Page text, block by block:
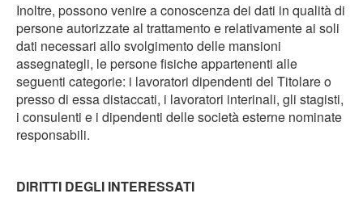
Inoltre, possono venire a conoscenza dei dati in qualità di
persone autorizzate al trattamento e relativamente ai soli
dati necessari allo svolgimento delle mansioni
assegnategli, le persone fisiche appartenenti alle
seguenti categorie: i lavoratori dipendenti del Titolare o
presso di essa distaccati, i lavoratori interinali, gli stagisti,
i consulenti e i dipendenti delle società esterne nominate
responsabili.
DIRITTI DEGLI INTERESSATI